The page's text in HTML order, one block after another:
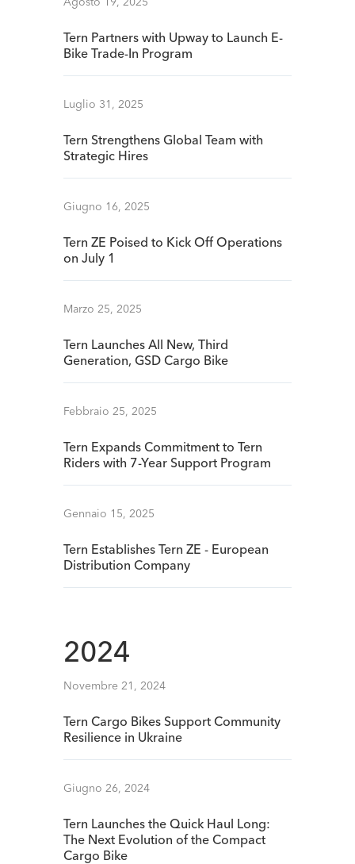
Agosto 19, 2025
Tern Partners with Upway to Launch E-
Bike Trade-In Program
Luglio 31, 2025
Tern Strengthens Global Team with
Strategic Hires
Giugno 16, 2025
Tern ZE Poised to Kick Off Operations
on July 1
Marzo 25, 2025
Tern Launches All New, Third
Generation, GSD Cargo Bike
Febbraio 25, 2025
Tern Expands Commitment to Tern
Riders with 7-Year Support Program
Gennaio 15, 2025
Tern Establishes Tern ZE - European
Distribution Company
2024
Novembre 21, 2024
Tern Cargo Bikes Support Community
Resilience in Ukraine
Giugno 26, 2024
Tern Launches the Quick Haul Long:
The Next Evolution of the Compact
Cargo Bike